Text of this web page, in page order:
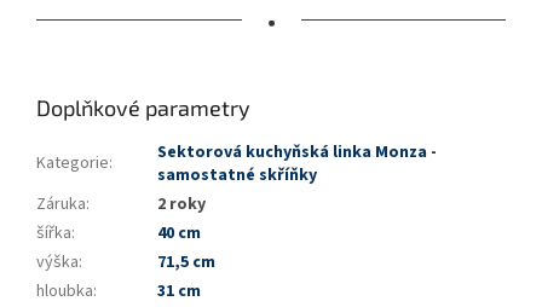
•
Doplňkové parametry
Kategorie:
Sektorová kuchyňská linka Monza -
samostatné skříňky
Záruka:
2 roky
šířka:
40 cm
výška:
71,5 cm
hloubka:
31 cm